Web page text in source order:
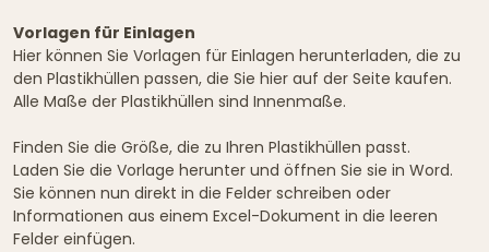
Vorlagen für Einlagen
Hier können Sie Vorlagen für Einlagen herunterladen, die zu
den Plastikhüllen passen, die Sie hier auf der Seite kaufen.
Alle Maße der Plastikhüllen sind Innenmaße.
Finden Sie die Größe, die zu Ihren Plastikhüllen passt.
Laden Sie die Vorlage herunter und öffnen Sie sie in Word.
Sie können nun direkt in die Felder schreiben oder
Informationen aus einem Excel-Dokument in die leeren
Felder einfügen.